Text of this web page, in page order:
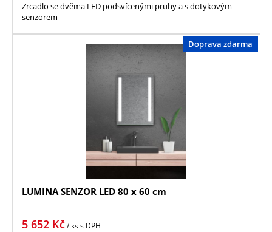
Zrcadlo se dvěma LED podsvícenými pruhy a s dotykovým
senzorem
Doprava zdarma
LUMINA SENZOR LED 80 x 60 cm
5 652 Kč/ kss DPH